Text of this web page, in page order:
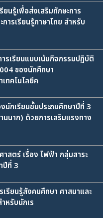
นรู้เพื่อส่งเสริมทักษะการ
ารเรียนรู้ภาษาไทย สำหรับ
รเรียนแบบเน้นกิจกรรมปฏิบัติ
ของนักศึกษา
ทคโนโลยีค
นักเรียนชั้นประถมศึกษาปีที่ 3
นนาก) ด้วยการเสริมแรงทาง
สตร์ เรื่อง ไฟฟ้า กลุ่มสาระ
ปีที่ 3
รียนรู้สังคมศึกษา ศาสนาและ
หรับนักเร